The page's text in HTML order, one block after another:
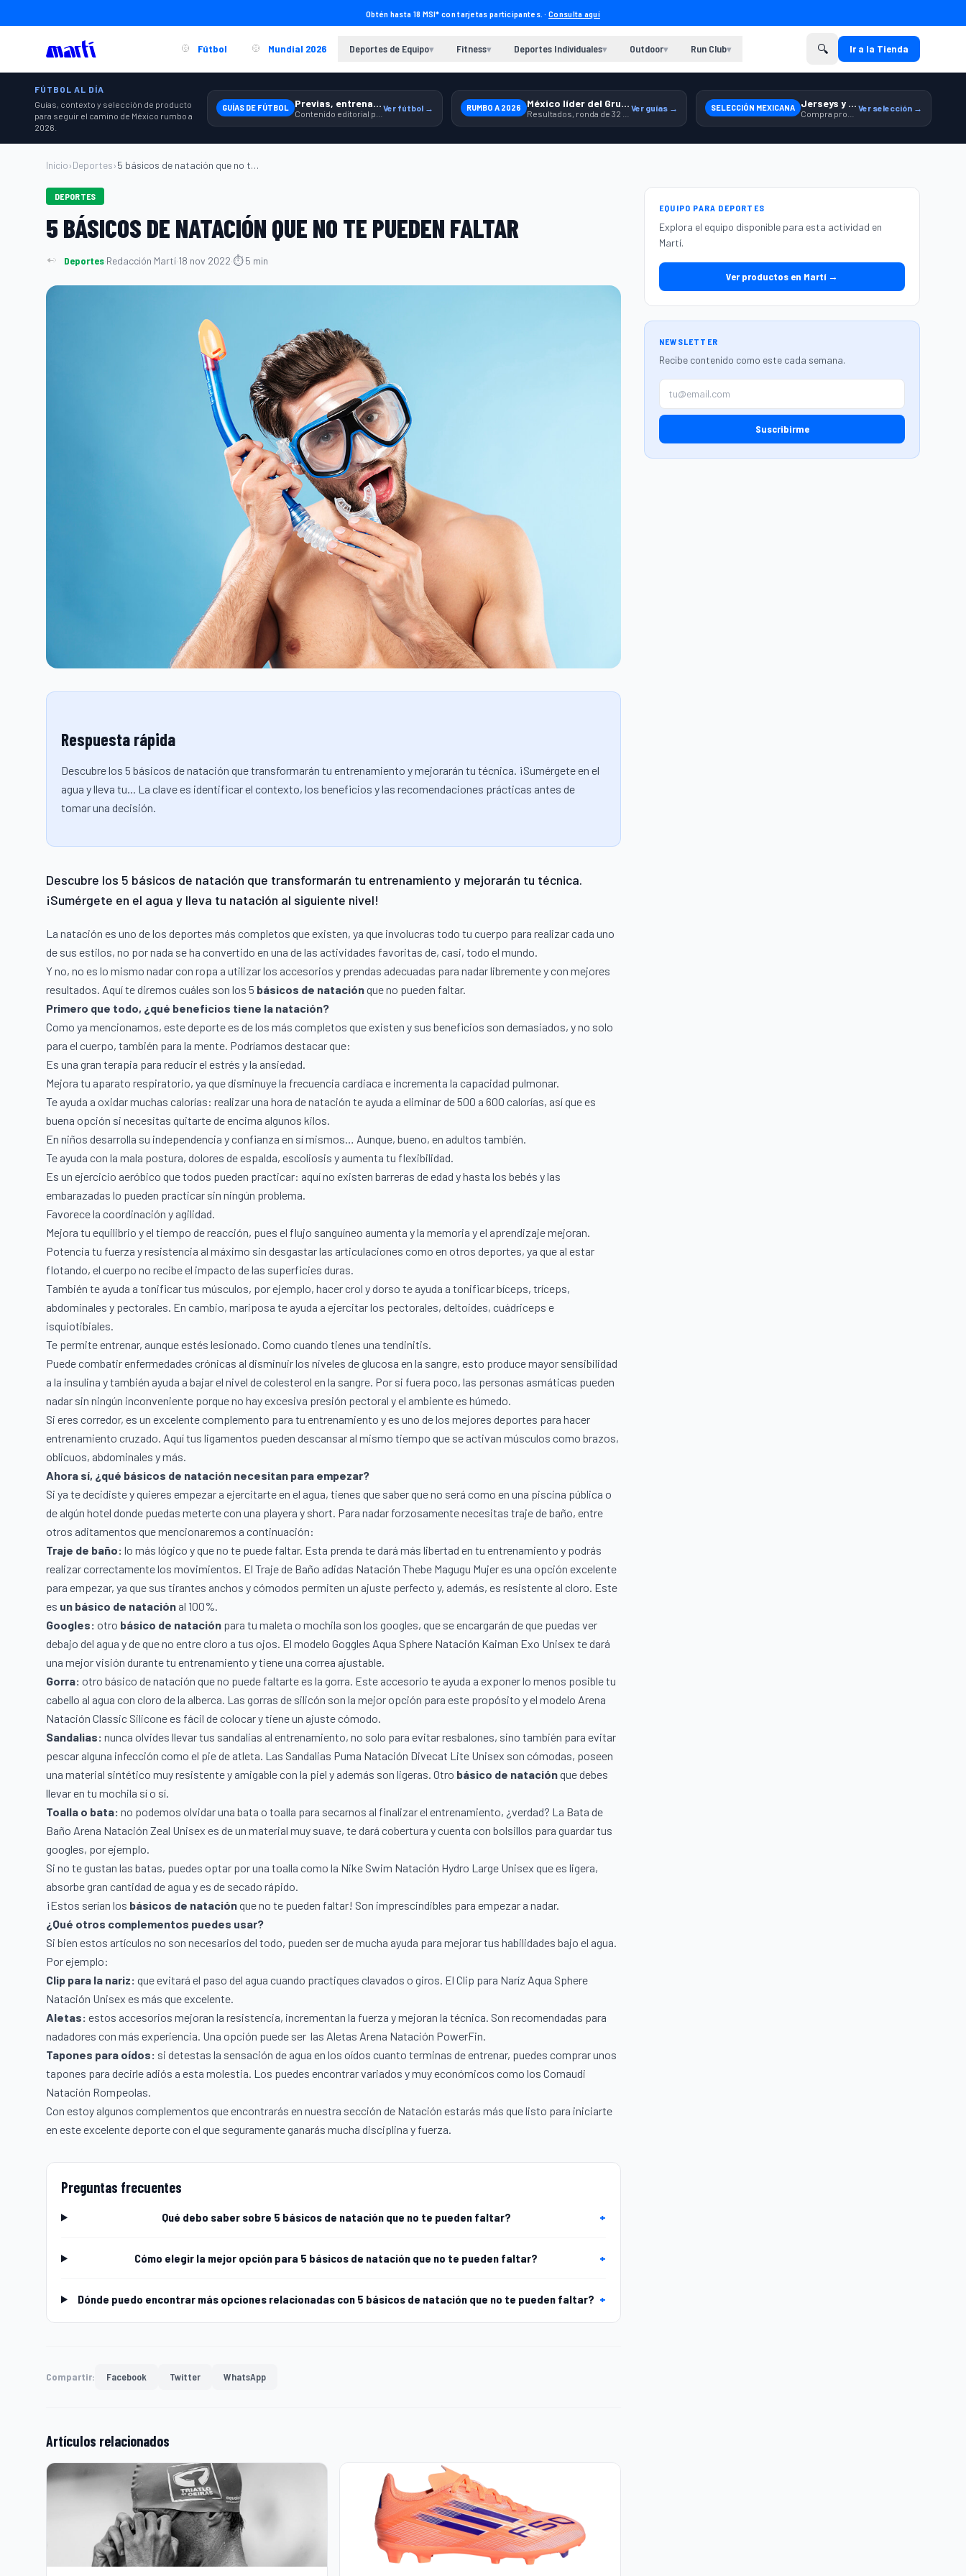
Obtén hasta 18 MSI* con tarjetas participantes. ·Consulta aquí
Fútbol Mundial 2026 Deportes de Equipo▾ Fitness▾ Deportes Individuales▾ Outdoor▾ Run Club▾ 🔍 Ir a la Tienda
FÚTBOL AL DÍA
Guías, contexto y selección de producto
para seguir el camino de México rumbo a
2026.
GUÍAS DE FÚTBOL Previas, entrenamiento y producto Ver fútbol → RUMBO A 2026 México líder del Grupo A Ver guías → SELECCIÓN MEXICANA Jerseys y equipamiento relacionado Ver selección →
Inicio›Deportes› 5 básicos de natación que no te pueden f...
DEPORTES
5 BÁSICOS DE NATACIÓN QUE NO TE PUEDEN FALTAR
Deportes·Redacción Martí·18 nov 2022·⏱ 5 min
Respuesta rápida
Descubre los 5 básicos de natación que transformarán tu entrenamiento y mejorarán tu técnica. ¡Sumérgete en el
agua y lleva tu... La clave es identificar el contexto, los beneficios y las recomendaciones prácticas antes de
tomar una decisión.
Descubre los 5 básicos de natación que transformarán tu entrenamiento y mejorarán tu técnica.
¡Sumérgete en el agua y lleva tu natación al siguiente nivel!
La natación es uno de los deportes más completos que existen, ya que involucras todo tu cuerpo para realizar cada uno
de sus estilos, no por nada se ha convertido en una de las actividades favoritas de, casi, todo el mundo.
Y no, no es lo mismo nadar con ropa a utilizar los accesorios y prendas adecuadas para nadar libremente y con mejores
resultados. Aquí te diremos cuáles son los 5 básicos de nataciónque no pueden faltar.
Primero que todo, ¿qué beneficios tiene la natación?
Como ya mencionamos, este deporte es de los más completos que existen y sus beneficios son demasiados, y no solo
para el cuerpo, también para la mente. Podríamos destacar que:
Es una gran terapia para reducir el estrés y la ansiedad.
Mejora tu aparato respiratorio, ya que disminuye la frecuencia cardiaca e incrementa la capacidad pulmonar.
Te ayuda a oxidar muchas calorías: realizar una hora de natación te ayuda a eliminar de 500 a 600 calorías, así que es
buena opción si necesitas quitarte de encima algunos kilos.
En niños desarrolla su independencia y confianza en sí mismos… Aunque, bueno, en adultos también.
Te ayuda con la mala postura, dolores de espalda, escoliosis y aumenta tu flexibilidad.
Es un ejercicio aeróbico que todos pueden practicar: aquí no existen barreras de edad y hasta los bebés y las
embarazadas lo pueden practicar sin ningún problema.
Favorece la coordinación y agilidad.
Mejora tu equilibrio y el tiempo de reacción, pues el flujo sanguíneo aumenta y la memoria y el aprendizaje mejoran.
Potencia tu fuerza y resistencia al máximo sin desgastar las articulaciones como en otros deportes, ya que al estar
flotando, el cuerpo no recibe el impacto de las superficies duras.
También te ayuda a tonificar tus músculos, por ejemplo, hacer crol y dorso te ayuda a tonificar bíceps, tríceps,
abdominales y pectorales. En cambio, mariposa te ayuda a ejercitar los pectorales, deltoides, cuádriceps e
isquiotibiales.
Te permite entrenar, aunque estés lesionado. Como cuando tienes una tendinitis.
Puede combatir enfermedades crónicas al disminuir los niveles de glucosa en la sangre, esto produce mayor sensibilidad
a la insulina y también ayuda a bajar el nivel de colesterol en la sangre. Por si fuera poco, las personas asmáticas pueden
nadar sin ningún inconveniente porque no hay excesiva presión pectoral y el ambiente es húmedo.
Si eres corredor, es un excelente complemento para tu entrenamiento y es uno de los mejores deportes para hacer
entrenamiento cruzado. Aquí tus ligamentos pueden descansar al mismo tiempo que se activan músculos como brazos,
oblicuos, abdominales y más.
Ahora sí, ¿qué básicos de natación necesitan para empezar?
Si ya te decidiste y quieres empezar a ejercitarte en el agua, tienes que saber que no será como en una piscina pública o
de algún hotel donde puedas meterte con una playera y short. Para nadar forzosamente necesitas traje de baño, entre
otros aditamentos que mencionaremos a continuación:
Traje de baño: lo más lógico y que no te puede faltar. Esta prenda te dará más libertad en tu entrenamiento y podrás
realizar correctamente los movimientos. El Traje de Baño adidas Natación Thebe Magugu Mujeres una opción excelente
para empezar, ya que sus tirantes anchos y cómodos permiten un ajuste perfecto y, además, es resistente al cloro. Este
es un básico de natación al 100%.
Googles: otro básico de natación para tu maleta o mochila son los googles, que se encargarán de que puedas ver
debajo del agua y de que no entre cloro a tus ojos. El modelo Goggles Aqua Sphere Natación Kaiman Exo Unisex te dará
una mejor visión durante tu entrenamiento y tiene una correa ajustable.
Gorra: otro básico de natación que no puede faltarte es la gorra. Este accesorio te ayuda a exponer lo menos posible tu
cabello al agua con cloro de la alberca. Las gorras de silicón son la mejor opción para este propósito y el modelo Arena
Natación Classic Siliconees fácil de colocar y tiene un ajuste cómodo.
Sandalias: nunca olvides llevar tus sandalias al entrenamiento, no solo para evitar resbalones, sino también para evitar
pescar alguna infección como el pie de atleta. Las Sandalias Puma Natación Divecat Lite Unisex son cómodas, poseen
una material sintético muy resistente y amigable con la piel y además son ligeras. Otro básico de nataciónque debes
llevar en tu mochila sí o sí.
Toalla o bata: no podemos olvidar una bata o toalla para secarnos al finalizar el entrenamiento, ¿verdad? La Bata de
Baño Arena Natación Zeal Unisex es de un material muy suave, te dará cobertura y cuenta con bolsillos para guardar tus
googles, por ejemplo.
Si no te gustan las batas, puedes optar por una toalla como la Nike Swim Natación Hydro Large Unisex que es ligera,
absorbe gran cantidad de agua y es de secado rápido.
¡Estos serían los básicos de nataciónque no te pueden faltar! Son imprescindibles para empezar a nadar.
¿Qué otros complementos puedes usar?
Si bien estos artículos no son necesarios del todo, pueden ser de mucha ayuda para mejorar tus habilidades bajo el agua.
Por ejemplo:
Clip para la nariz: que evitará el paso del agua cuando practiques clavados o giros. El Clip para Naríz Aqua Sphere
Natación Unisex es más que excelente.
Aletas: estos accesorios mejoran la resistencia, incrementan la fuerza y mejoran la técnica. Son recomendadas para
nadadores con más experiencia. Una opción puede ser las Aletas Arena Natación PowerFin.
Tapones para oídos: si detestas la sensación de agua en los oídos cuanto terminas de entrenar, puedes comprar unos
tapones para decirle adiós a esta molestia. Los puedes encontrar variados y muy económicos como los Comaudi
Natación Rompeolas.
Con estoy algunos complementos que encontrarás en nuestra sección de Natación estarás más que listo para iniciarte
en este excelente deporte con el que seguramente ganarás mucha disciplina y fuerza.
Preguntas frecuentes
Qué debo saber sobre 5 básicos de natación que no te pueden faltar? +
Cómo elegir la mejor opción para 5 básicos de natación que no te pueden faltar? +
Dónde puedo encontrar más opciones relacionadas con 5 básicos de natación que no te pueden faltar? +
Compartir: Facebook Twitter WhatsApp
Artículos relacionados
EQUIPO PARA DEPORTES
Explora el equipo disponible para esta actividad en
Martí.
Ver productos en Martí →
NEWSLETTER
Recibe contenido como este cada semana.
Suscribirme